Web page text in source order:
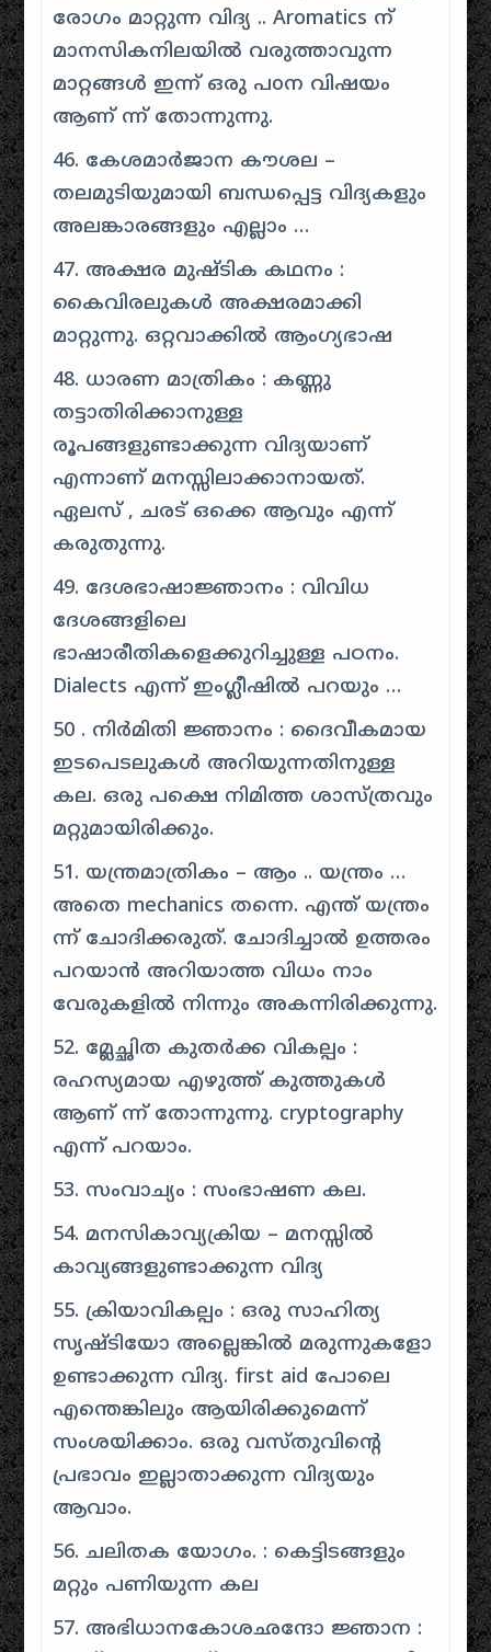
രോഗം മാറ്റുന്ന വിദ്യ .. Aromatics ന്
മാനസികനിലയിൽ വരുത്താവുന്ന
മാറ്റങ്ങൾ ഇന്ന് ഒരു പoന വിഷയം
ആണ് ന്ന് തോന്നുന്നു.
46. കേശമാർജാന കൗശല –
തലമുടിയുമായി ബന്ധപ്പെട്ട വിദ്യകളും
അലങ്കാരങ്ങളും എല്ലാം …
47. അക്ഷര മുഷ്ടിക കഥനം :
കൈവിരലുകൾ അക്ഷരമാക്കി
മാറ്റുന്നു. ഒറ്റവാക്കിൽ ആംഗ്യഭാഷ
48. ധാരണ മാത്രികം : കണ്ണു
തട്ടാതിരിക്കാനുള്ള
രൂപങ്ങളുണ്ടാക്കുന്ന വിദ്യയാണ്
എന്നാണ് മനസ്സിലാക്കാനായത്.
ഏലസ് , ചരട് ഒക്കെ ആവും എന്ന്
കരുതുന്നു.
49. ദേശഭാഷാജ്ഞാനം : വിവിധ
ദേശങ്ങളിലെ
ഭാഷാരീതികളെക്കുറിച്ചുള്ള പഠനം.
Dialects എന്ന് ഇംഗ്ലീഷിൽ പറയും …
50 . നിർമിതി ജ്ഞാനം : ദൈവീകമായ
ഇടപെടലുകൾ അറിയുന്നതിനുള്ള
കല. ഒരു പക്ഷെ നിമിത്ത ശാസ്ത്രവും
മറ്റുമായിരിക്കും.
51. യന്ത്രമാത്രികം – ആം .. യന്ത്രം …
അതെ mechanics തന്നെ. എന്ത് യന്ത്രം
ന്ന് ചോദിക്കരുത്. ചോദിച്ചാൽ ഉത്തരം
പറയാൻ അറിയാത്ത വിധം നാം
വേരുകളിൽ നിന്നും അകന്നിരിക്കുന്നു.
52. മ്ലേച്ഛിത കുതർക്ക വികല്പം :
രഹസ്യമായ എഴുത്ത് കുത്തുകൾ
ആണ് ന്ന് തോന്നുന്നു. cryptography
എന്ന് പറയാം.
53. സംവാച്യം : സംഭാഷണ കല.
54. മനസികാവ്യക്രിയ – മനസ്സിൽ
കാവ്യങ്ങളുണ്ടാക്കുന്ന വിദ്യ
55. ക്രിയാവികല്പം : ഒരു സാഹിത്യ
സൃഷ്ടിയോ അല്ലെങ്കിൽ മരുന്നുകളോ
ഉണ്ടാക്കുന്ന വിദ്യ. first aid പോലെ
എന്തെങ്കിലും ആയിരിക്കുമെന്ന്
സംശയിക്കാം. ഒരു വസ്തുവിൻ്റെ
പ്രഭാവം ഇല്ലാതാക്കുന്ന വിദ്യയും
ആവാം.
56. ചലിതക യോഗം. : കെട്ടിടങ്ങളും
മറ്റും പണിയുന്ന കല
57. അഭിധാനകോശഛന്ദോ ജ്ഞാന :